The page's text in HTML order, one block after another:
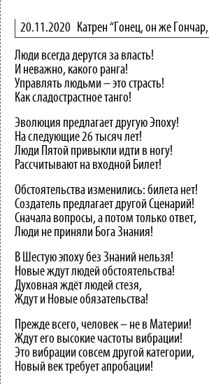
20.11.2020 Катрен “Гонец, он же
Люди всегда дерутся за власть!
И неважно, какого ранга!
Управлять людьми – это страсть!
Как сладострастное танго!
Эволюция предлагает другую Эпоху!
На следующие 26 тысяч лет!
Люди Пятой привыкли идти в ногу!
Рассчитывают на входной Билет!
Обстоятельства изменились: билета нет!
Создатель предлагает другой Сценарий!
Сначала вопросы, а потом только ответ,
Люди не приняли Бога Знания!
В Шестую эпоху без Знаний нельзя!
Новые ждут людей обстоятельства!
Духовная ждёт людей стезя,
Ждут и Новые обязательства!
Прежде всего, человек – не в Материи!
Ждут его высокие частоты вибрации!
Это вибрации совсем другой категории,
Новый век требует апробации!